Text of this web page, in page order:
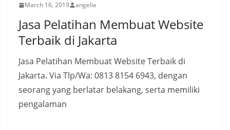
March 16, 2019 angelie
Jasa Pelatihan Membuat Website
Terbaik di Jakarta
Jasa Pelatihan Membuat Website Terbaik di
Jakarta. Via Tlp/Wa: 0813 8154 6943, dengan
seorang yang berlatar belakang, serta memiliki
pengalaman